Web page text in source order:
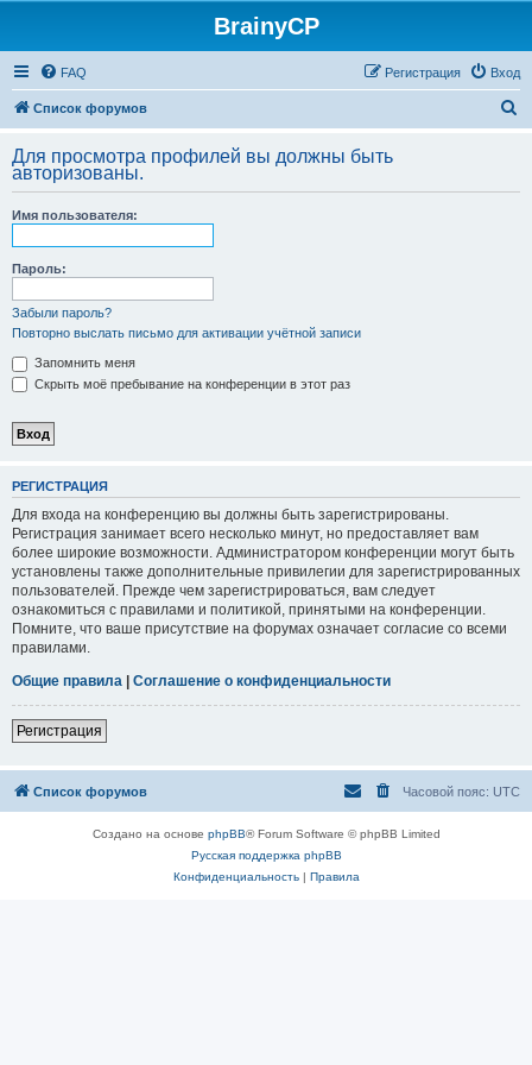
BrainyCP
FAQ Вход
Регистрация
Список форумов
с
Для просмотра профилей вы должны быть
авторизованы.
Имя пользователя:
Пароль:
Забыли пароль?
Повторно выслать письмо для активации учётной записи
Запомнить меня
Скрыть моё пребывание на конференции в этот раз
РЕГИСТРАЦИЯ
Для входа на конференцию вы должны быть зарегистрированы.
Регистрация занимает всего несколько минут, но предоставляет вам
более широкие возможности. Администратором конференции могут быть
установлены также дополнительные привилегии для зарегистрированных
пользователей. Прежде чем зарегистрироваться, вам следует
ознакомиться с правилами и политикой, принятыми на конференции.
Помните, что ваше присутствие на форумах означает согласие со всеми
правилами.
Общие правила | Соглашение о конфиденциальности
Регистрация
Список форумов Часовой пояс: UTC
Создано на основе phpBB® Forum Software © phpBB Limited
Русская поддержка phpBB
Конфиденциальность| Правила